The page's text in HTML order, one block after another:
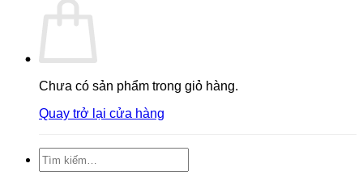
Chưa có sản phẩm trong giỏ hàng.
Quay trở lại cửa hàng
Tìm
kiếm: